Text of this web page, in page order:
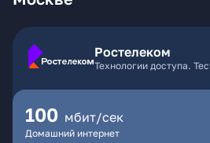
Ростелеком
Технологии доступа.
100 мбит/сек
Домашний интернет